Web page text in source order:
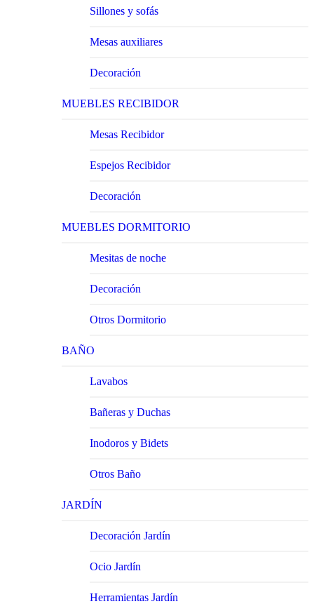
Sillones y sofás
Mesas auxiliares
Decoración
MUEBLES RECIBIDOR
Mesas Recibidor
Espejos Recibidor
Decoración
MUEBLES DORMITORIO
Mesitas de noche
Decoración
Otros Dormitorio
BAÑO
Lavabos
Bañeras y Duchas
Inodoros y Bidets
Otros Baño
JARDÍN
Decoración Jardín
Ocio Jardín
Herramientas Jardín